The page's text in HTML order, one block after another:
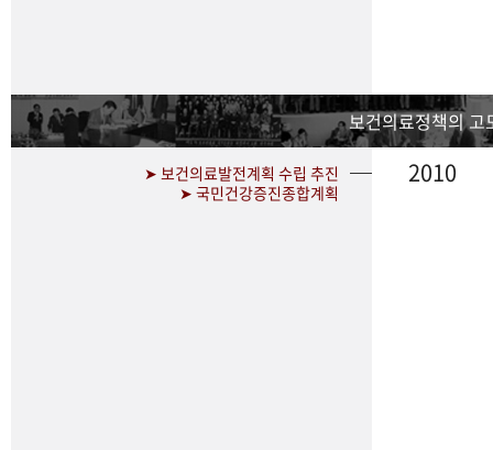
보건의료정책의 고
➤ 보건의료발전계획 수립 추진
➤ 국민건강증진종합계획
2010